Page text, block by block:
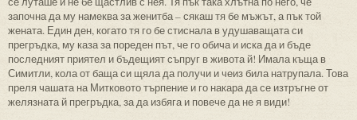
започна да му намеква за женитба – сякаш тя бе мъжът, а пък той
жената. Един ден, когато тя го бе стиснала в удушаващата си
прегръдка, му каза за пореден път, че го обича и иска да и бъде
последният приятел и бъдещият съпруг в живота й! Имала къща в
Симитли, кола от баща си щяла да получи и чеиз била натрупала. Това
преля чашата на Митковото търпение и го накара да се изтръгне от
желязната й прегръдка, за да избяга и повече да не я види!